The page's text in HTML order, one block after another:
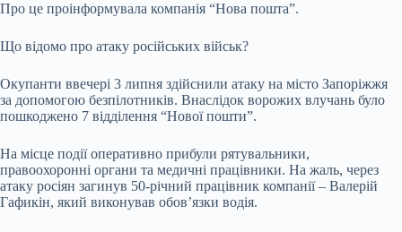
Про це проінформувала компанія “Нова пошта”.
Що відомо про атаку російських військ?
Окупанти ввечері 3 липня здійснили атаку на місто Запоріжжя
за допомогою безпілотників. Внаслідок ворожих влучань було
пошкоджено 7 відділення “Нової пошти”.
На місце події оперативно прибули рятувальники,
правоохоронні органи та медичні працівники. На жаль, через
атаку росіян загинув 50-річний працівник компанії – Валерій
Гафикін, який виконував обов’язки водія.